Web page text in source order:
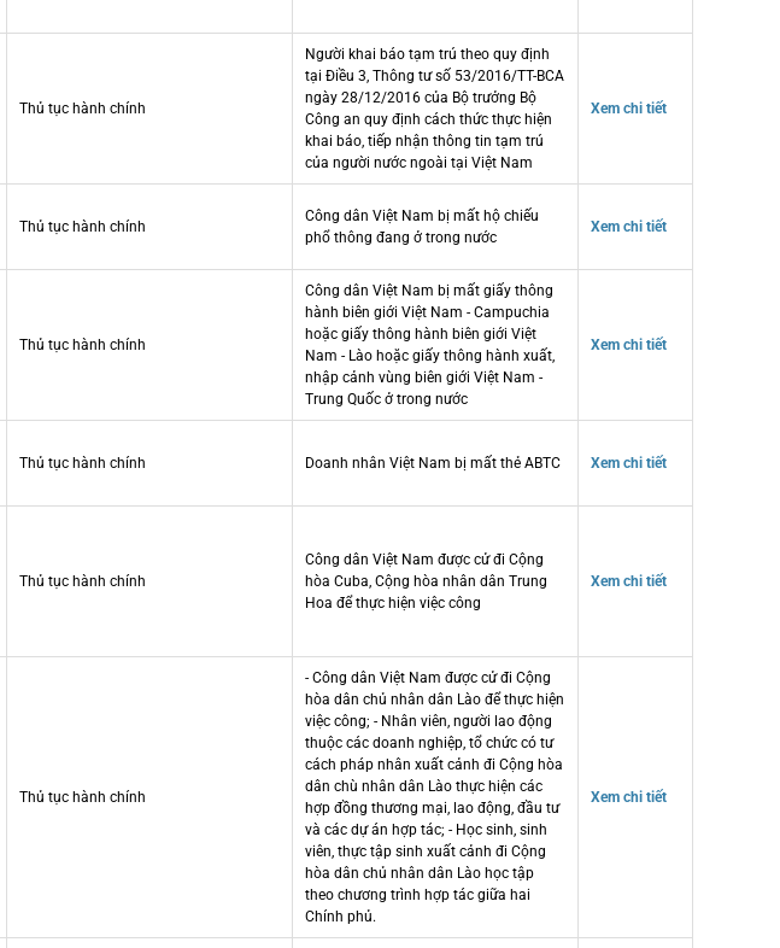
Thủ tục hành chính
Người khai báo tạm trú theo quy định
tại Điều 3, Thông tư số 53/2016/TT-BCA
ngày 28/12/2016 của Bộ trưởng Bộ
Công an quy định cách thức thực hiện
khai báo, tiếp nhận thông tin tạm trú
của người nước ngoài tại Việt Nam
Xem chi tiết
Thủ tục hành chính
Công dân Việt Nam bị mất hộ chiếu
phổ thông đang ở trong nước
Xem chi tiết
Thủ tục hành chính
Công dân Việt Nam bị mất giấy thông
hành biên giới Việt Nam - Campuchia
hoặc giấy thông hành biên giới Việt
Nam - Lào hoặc giấy thông hành xuất,
nhập cảnh vùng biên giới Việt Nam -
Trung Quốc ở trong nước
Xem chi tiết
Thủ tục hành chính Doanh nhân Việt Nam bị mất thẻ ABTC Xem chi tiết
Thủ tục hành chính
Công dân Việt Nam được cử đi Cộng
hòa Cuba, Cộng hòa nhân dân Trung
Hoa để thực hiện việc công
Xem chi tiết
Thủ tục hành chính
- Công dân Việt Nam được cử đi Cộng
hòa dân chủ nhân dân Lào để thực hiện
việc công; - Nhân viên, người lao động
thuộc các doanh nghiệp, tổ chức có tư
cách pháp nhân xuất cảnh đi Cộng hòa
dân chù nhân dân Lào thực hiện các
hợp đồng thương mại, lao động, đầu tư
và các dự án hợp tác; - Học sinh, sinh
viên, thực tập sinh xuất cảnh đi Cộng
hòa dân chủ nhân dân Lào học tập
theo chương trình hợp tác giữa hai
Chính phủ.
Xem chi tiết